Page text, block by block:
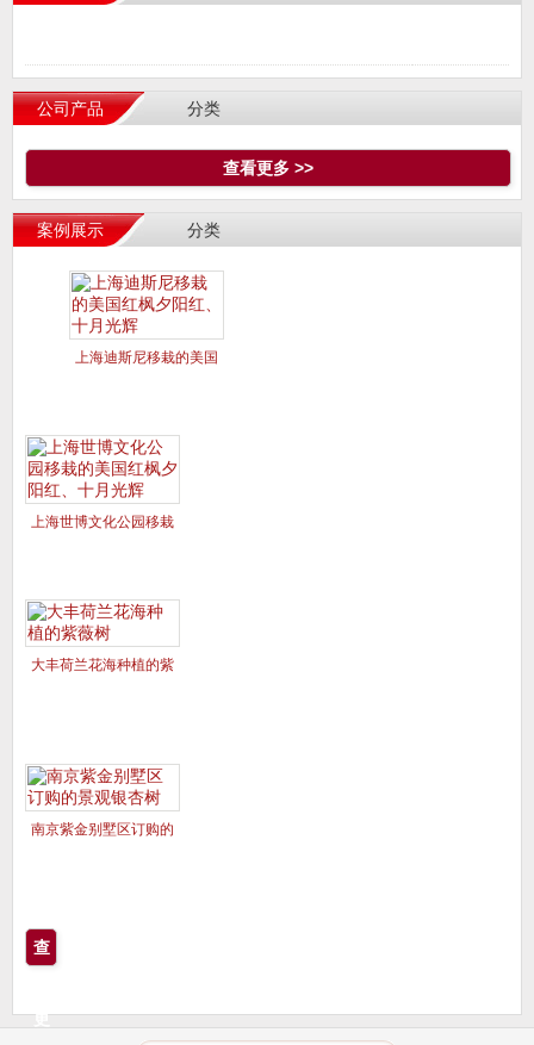
公司产品 分类
查看更多 >>
案例展示 分类
上海迪斯尼移栽的美国
上海世博文化公园移栽
大丰荷兰花海种植的紫
南京紫金别墅区订购的
查
更